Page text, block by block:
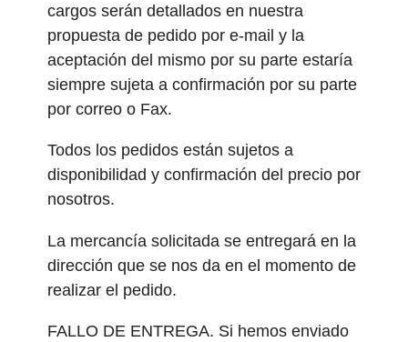
cargos serán detallados en nuestra
propuesta de pedido por e-mail y la
aceptación del mismo por su parte estaría
siempre sujeta a confirmación por su parte
por correo o Fax.
Todos los pedidos están sujetos a
disponibilidad y confirmación del precio por
nosotros.
La mercancía solicitada se entregará en la
dirección que se nos da en el momento de
realizar el pedido.
FALLO DE ENTREGA. Si hemos enviado